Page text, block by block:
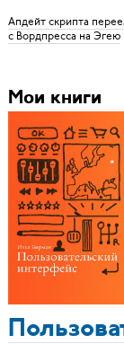
Апдейт скрипта
с Вордпресса на Эгею
Мои книги